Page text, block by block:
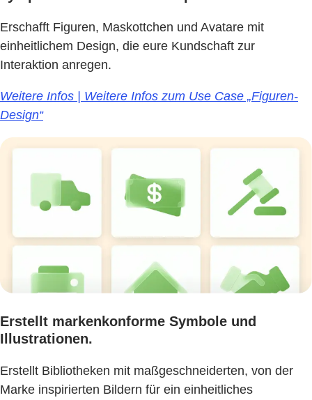
Erschafft Figuren, Maskottchen und Avatare mit
einheitlichem Design, die eure Kundschaft zur
Interaktion anregen.
Weitere Infos | Weitere Infos zum Use Case „Figuren-
Design“
Erstellt markenkonforme Symbole und
Illustrationen.
Erstellt Bibliotheken mit maßgeschneiderten, von der
Marke inspirierten Bildern für ein einheitliches